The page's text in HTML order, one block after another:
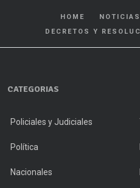
HOME NOTICIAS
DECRETOS Y
CATEGORIAS
Policiales y Judiciales
Política
Nacionales